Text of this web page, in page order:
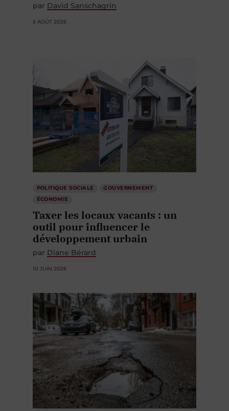
par David Sanschagrin
5 AOÛT 2026
POLITIQUE SOCIALE
GOUVERNEMENT
ÉCONOMIE
Taxer les locaux vacants : un
outil pour influencer le
développement urbain
par Diane Bérard
10 JUIN 2026